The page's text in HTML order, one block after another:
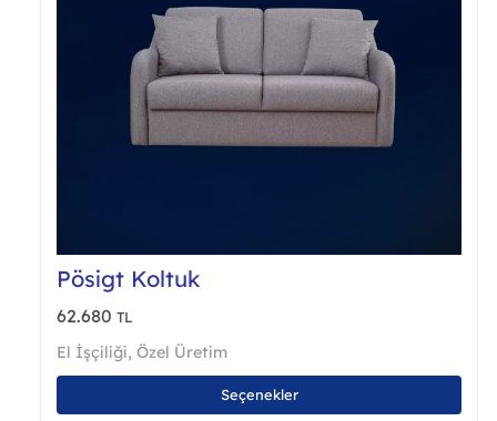
Pösigt Koltuk
62.680TL
El İşçiliği,Özel Üretim
Seçenekler
Bu